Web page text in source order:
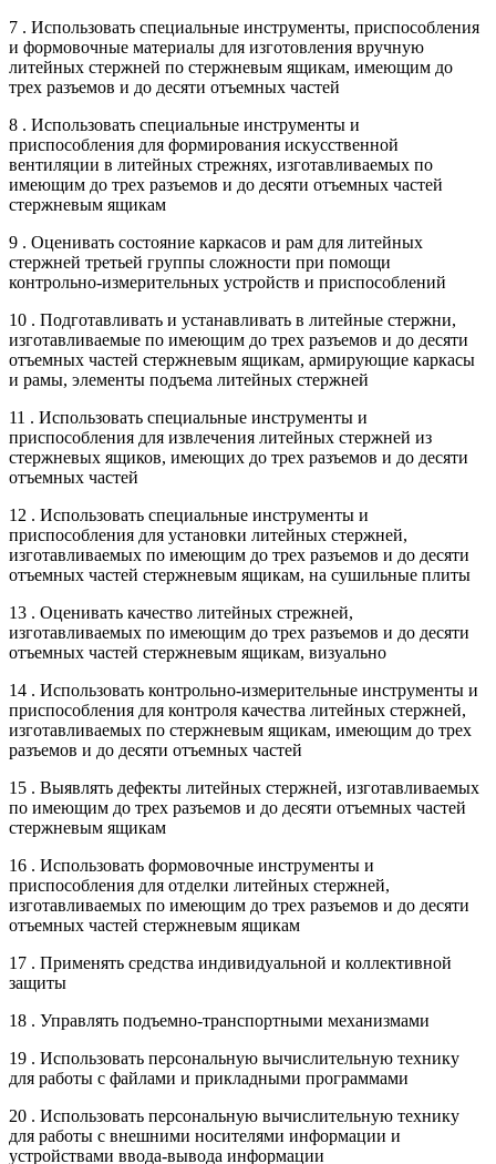
7 . Использовать специальные инструменты, приспособления
и формовочные материалы для изготовления вручную
литейных стержней по стержневым ящикам, имеющим до
трех разъемов и до десяти отъемных частей
8 . Использовать специальные инструменты и
приспособления для формирования искусственной
вентиляции в литейных стрежнях, изготавливаемых по
имеющим до трех разъемов и до десяти отъемных частей
стержневым ящикам
9 . Оценивать состояние каркасов и рам для литейных
стержней третьей группы сложности при помощи
контрольно-измерительных устройств и приспособлений
10 . Подготавливать и устанавливать в литейные стержни,
изготавливаемые по имеющим до трех разъемов и до десяти
отъемных частей стержневым ящикам, армирующие каркасы
и рамы, элементы подъема литейных стержней
11 . Использовать специальные инструменты и
приспособления для извлечения литейных стержней из
стержневых ящиков, имеющих до трех разъемов и до десяти
отъемных частей
12 . Использовать специальные инструменты и
приспособления для установки литейных стержней,
изготавливаемых по имеющим до трех разъемов и до десяти
отъемных частей стержневым ящикам, на сушильные плиты
13 . Оценивать качество литейных стрежней,
изготавливаемых по имеющим до трех разъемов и до десяти
отъемных частей стержневым ящикам, визуально
14 . Использовать контрольно-измерительные инструменты и
приспособления для контроля качества литейных стержней,
изготавливаемых по стержневым ящикам, имеющим до трех
разъемов и до десяти отъемных частей
15 . Выявлять дефекты литейных стержней, изготавливаемых
по имеющим до трех разъемов и до десяти отъемных частей
стержневым ящикам
16 . Использовать формовочные инструменты и
приспособления для отделки литейных стержней,
изготавливаемых по имеющим до трех разъемов и до десяти
отъемных частей стержневым ящикам
17 . Применять средства индивидуальной и коллективной
защиты
18 . Управлять подъемно-транспортными механизмами
19 . Использовать персональную вычислительную технику
для работы с файлами и прикладными программами
20 . Использовать персональную вычислительную технику
для работы с внешними носителями информации и
устройствами ввода-вывода информации